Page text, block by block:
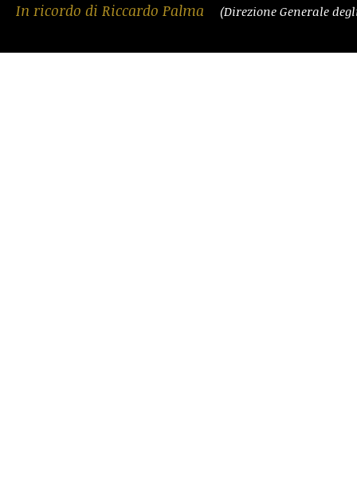
In ricordo di Riccardo Palma (Direzione Generale